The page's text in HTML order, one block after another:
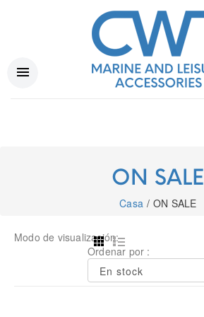
ON SALE
Casa ON SALE
Modo de visualización:
Ordenar por :